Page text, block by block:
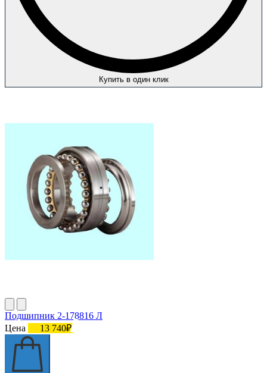
Купить в один клик
Подшипник 2-178816 Л
Цена
13 740₽